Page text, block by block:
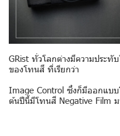
GRist ทั่วโลกต่างมีความประทั
ของโทนสี ที่เรียกว่า
Image Control ซึ่งก็มีออกแบบ
ต้นปีนี้มีโทนสี Negative Film